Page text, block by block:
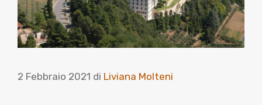
2 Febbraio 2021 di Liviana Molteni